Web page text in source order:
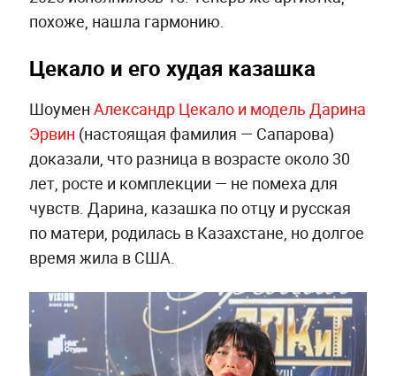
похоже, нашла гармонию.
Цекало и его худая казашка
Шоумен Александр Цекало и модель Дарина
Эрвин (настоящая фамилия — Сапарова)
доказали, что разница в возрасте около 30
лет, росте и комплекции — не помеха для
чувств. Дарина, казашка по отцу и русская
по матери, родилась в Казахстане, но долгое
время жила в США.